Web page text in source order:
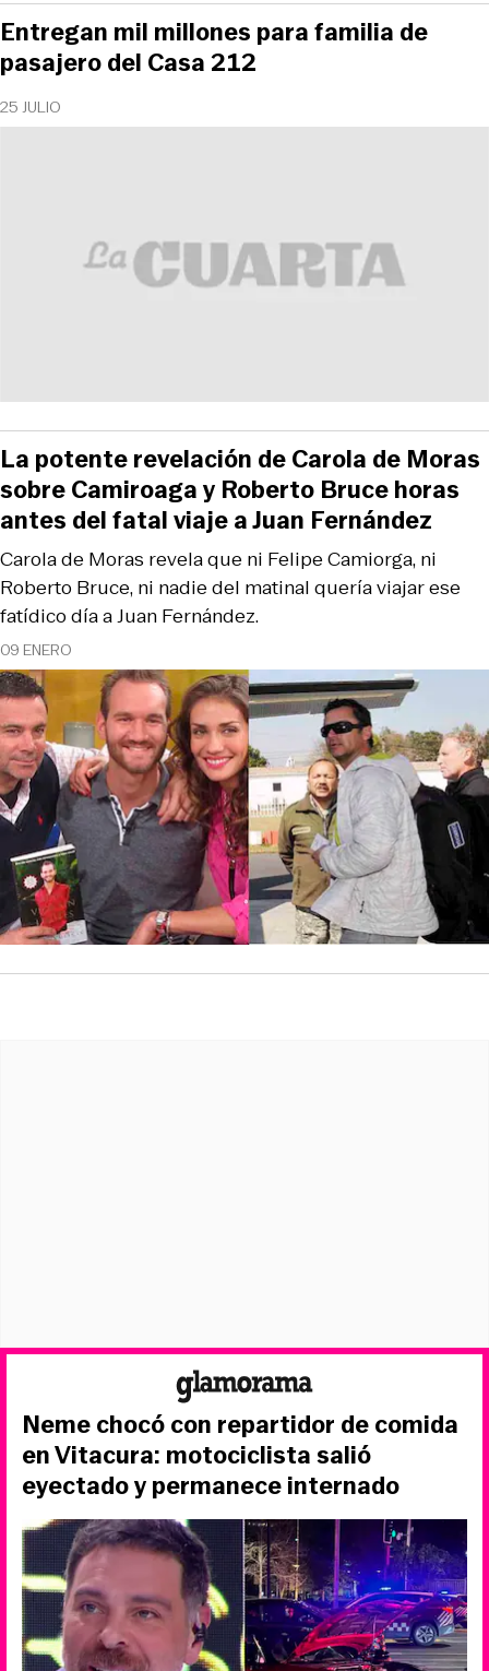
25 JULIO
Entregan mil millones para familia de
pasajero del Casa 212
09 ENERO
Carola de Moras revela que ni Felipe Camiorga, ni
Roberto Bruce, ni nadie del matinal quería viajar ese
fatídico día a Juan Fernández.
La potente revelación de Carola de Moras
sobre Camiroaga y Roberto Bruce horas
antes del fatal viaje a Juan Fernández
Neme chocó con repartidor de comida
en Vitacura: motociclista salió
eyectado y permanece internado